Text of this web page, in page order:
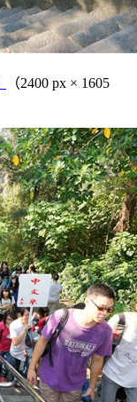
（2400 px × 1605